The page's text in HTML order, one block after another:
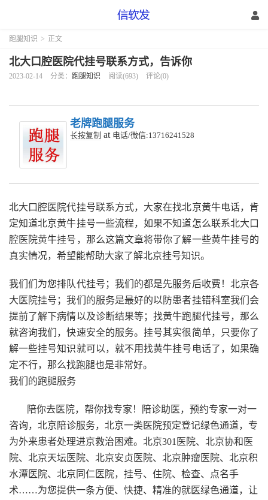
跑腿知识 > 正文
北大口腔医院代挂号联系方式，告诉你
2023-02-14 分类： 跑腿知识 阅读(693) 评论(0)
老牌跑腿服务
长按复制 at 电话/微信:13716241528
北大口腔医院代挂号联系方式，大家在找北京黄牛电话，肯
定知道北京黄牛挂号一些流程，如果不知道怎么联系北大口
腔医院黄牛挂号，那么这篇文章将带你了解一些黄牛挂号的
真实情况，希望能帮助大家了解北京挂号知识。
我们们为您排队代挂号；我们的都是先服务后收费！北京各
大医院挂号；我们的服务是最好的以防患者挂错科室我们会
提前了解下病情以及诊断结果等；找黄牛跑腿代挂号，那么
就咨询我们，快速安全的服务。挂号其实很简单，只要你了
解一些挂号知识就可以，就不用找黄牛挂号电话了，如果确
定不行，那么找跑腿也是非常好。
我们的跑腿服务
陪你去医院，帮你找专家！陪诊助医，预约专家一对一
咨询，北京陪诊服务，北京一类医院预定登记绿色通道，专
为外来患者处理进京救治困难。北京301医院、北京协和医
院、北京天坛医院、北京安贞医院、北京肿瘤医院、北京积
水潭医院、北京同仁医院，挂号、住院、检查、点名手
术……为您提供一条方便、快捷、精准的就医绿色通道，让